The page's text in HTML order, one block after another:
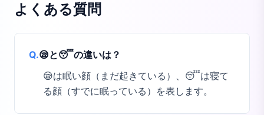
よくある質問
Q.😪と😴の違いは？
😪は眠い顔（まだ起きている）、😴は寝て
る顔（すでに眠っている）を表します。